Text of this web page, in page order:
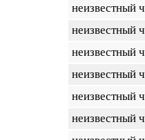
неизвестный
неизвестный
неизвестный
неизвестный
неизвестный
неизвестный